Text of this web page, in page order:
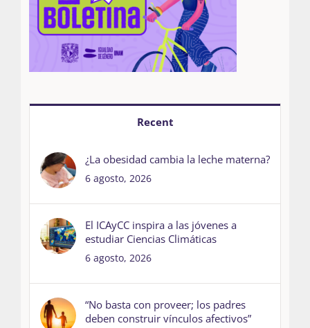
Recent
¿La obesidad cambia la leche materna?
6 agosto, 2026
El ICAyCC inspira a las jóvenes a
estudiar Ciencias Climáticas
6 agosto, 2026
“No basta con proveer; los padres
deben construir vínculos afectivos”